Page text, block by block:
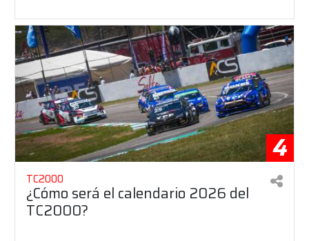
4
TC2000
¿Cómo será el calendario 2026 del
TC2000?